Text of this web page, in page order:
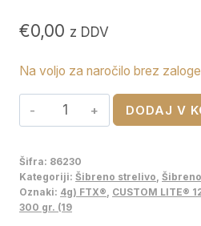
€0,00 z DDV
Na voljo za naročilo brez zaloge
HORNADY
CUSTOM
12
GA
(12/70)
DODAJ V
Šifra: 86230
Kategoriji: Šibreno strelivo
Oznaki: 4g) FTX® CUSTOM LITE®
300 gr. (19